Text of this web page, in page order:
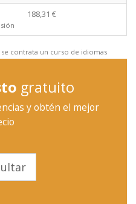
188,31 €
contrata un curso de idiomas
gratuito
y obtén el mejor